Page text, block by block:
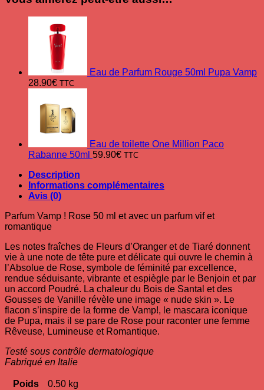
Eau de Parfum Rouge 50ml Pupa Vamp
28.90€ TTC
Eau de toilette One Million Paco
Rabanne 50ml 59.90€ TTC
Description
Informations complémentaires
Avis (0)
Parfum Vamp ! Rose 50 ml et avec un parfum vif et
romantique
Les notes fraîches de Fleurs d’Oranger et de Tiaré donnent
vie à une note de tête pure et délicate qui ouvre le chemin à
l’Absolue de Rose, symbole de féminité par excellence,
rendue séduisante, vibrante et espiègle par le Benjoin et par
un accord Poudré. La chaleur du Bois de Santal et des
Gousses de Vanille révèle une image « nude skin ». Le
flacon s’inspire de la forme de Vamp!, le mascara iconique
de Pupa, mais il se pare de Rose pour raconter une femme
Rêveuse, Lumineuse et Romantique.
Testé sous contrôle dermatologique
Fabriqué en Italie
Poids 0.50 kg